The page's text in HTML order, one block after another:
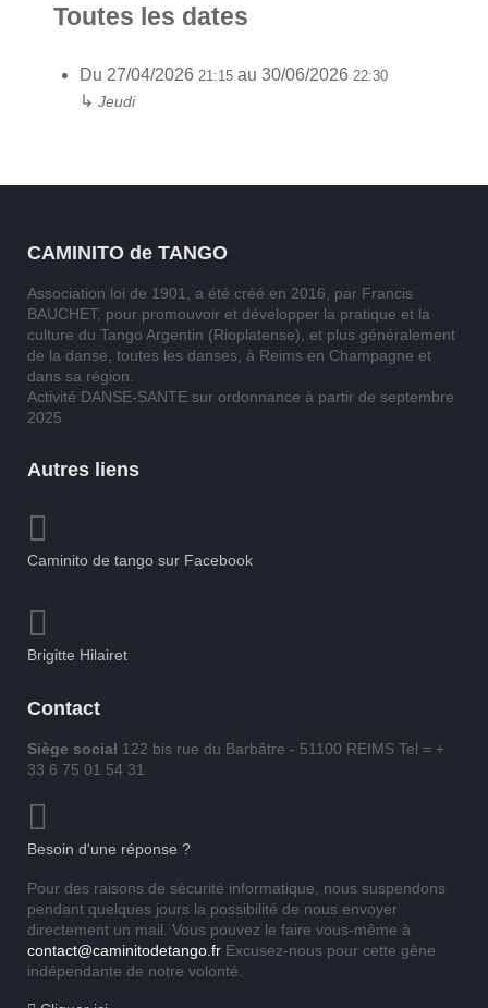
Toutes les dates
Du 27/04/2026 21:15 au 30/06/2026 22:30
↳ Jeudi
CAMINITO de TANGO
Association loi de 1901, a été créé en 2016, par Francis
BAUCHET, pour promouvoir et développer la pratique et la
culture du Tango Argentin (Rioplatense), et plus généralement
de la danse, toutes les danses, à Reims en Champagne et
dans sa région.
Activité DANSE-SANTE sur ordonnance à partir de septembre
2025
Autres liens
Caminito de tango sur Facebook
Brigitte Hilairet
Contact
Siège social 122 bis rue du Barbâtre - 51100 REIMS Tel = +
33 6 75 01 54 31
Besoin d'une réponse ?
Pour des raisons de sécurité informatique, nous suspendons
pendant quelques jours la possibilité de nous envoyer
directement un mail. Vous pouvez le faire vous-même à
contact@caminitodetango.fr Excusez-nous pour cette gêne
indépendante de notre volonté.